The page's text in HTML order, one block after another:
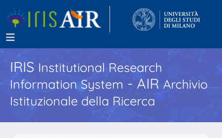
IRISInstitutional Research
Information System - AIR Archivio
Istituzionale della Ricerca